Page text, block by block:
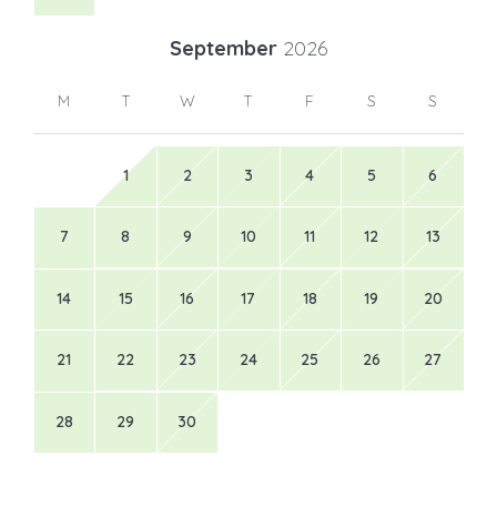
September 2026
M T W T F S S
1 2 3 4 5 6
7 8 9 10 11 12 13
14 15 16 17 18 19 20
21 22 23 24 25 26 27
28 29 30